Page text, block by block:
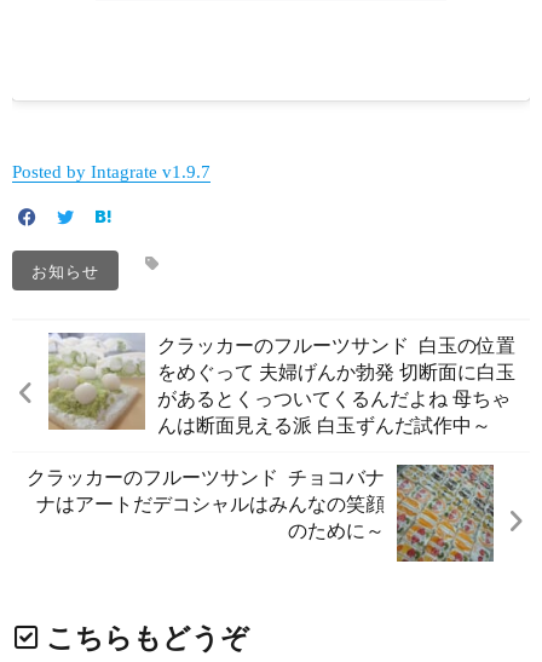
Posted by Intagrate v1.9.7
お知らせ
クラッカーのフルーツサンド ️ 白玉の位置
をめぐって 夫婦げんか勃発 切断面に白玉
があるとくっついてくるんだよね️ 母ちゃ
んは断面見える派 白玉ずんだ試作中～️
クラッカーのフルーツサンド ️ チョコバナ
ナはアートだデコシャル️はみんなの笑顔
のために～️
こちらもどうぞ